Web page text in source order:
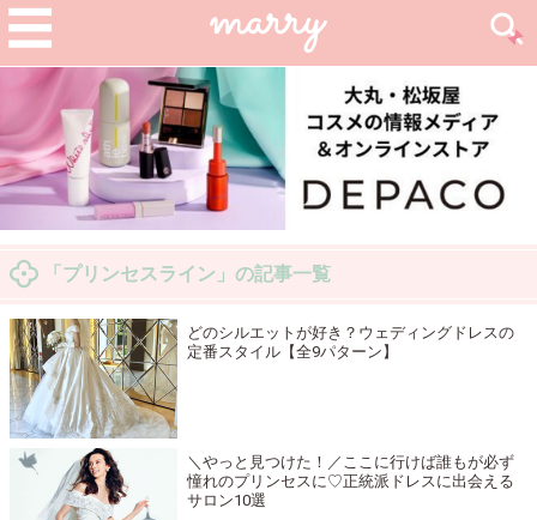
「プリンセスライン」の記事一覧
どのシルエットが好き？ウェディングドレスの
定番スタイル【全9パターン】
＼やっと見つけた！／ここに行けば誰もが必ず
憧れのプリンセスに♡正統派ドレスに出会える
サロン10選